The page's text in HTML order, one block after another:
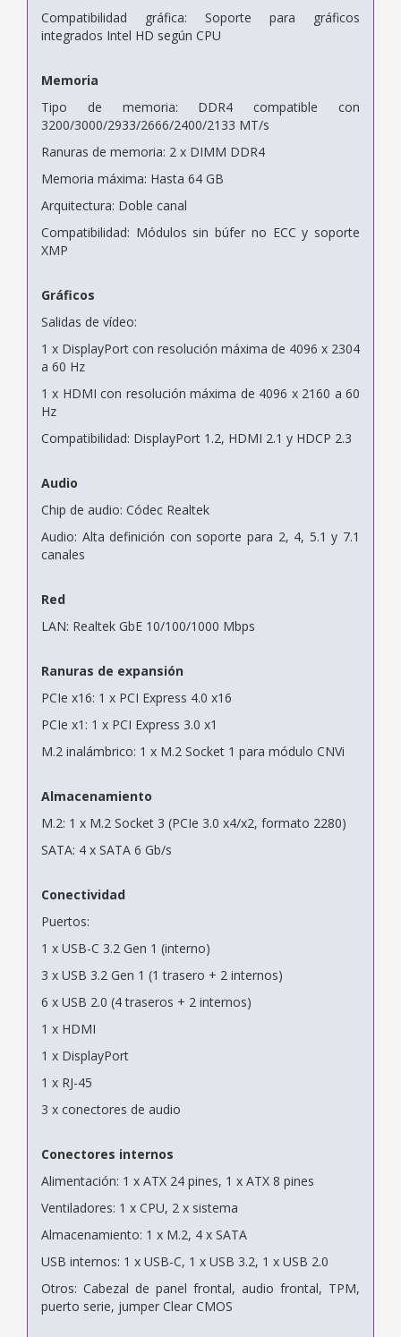
Compatibilidad gráfica: Soporte para gráficos
integrados Intel HD según CPU
Memoria
Tipo de memoria: DDR4 compatible con
3200/3000/2933/2666/2400/2133 MT/s
Ranuras de memoria: 2 x DIMM DDR4
Memoria máxima: Hasta 64 GB
Arquitectura: Doble canal
Compatibilidad: Módulos sin búfer no ECC y soporte
XMP
Gráficos
Salidas de vídeo:
1 x DisplayPort con resolución máxima de 4096 x 2304
a 60 Hz
1 x HDMI con resolución máxima de 4096 x 2160 a 60
Hz
Compatibilidad: DisplayPort 1.2, HDMI 2.1 y HDCP 2.3
Audio
Chip de audio: Códec Realtek
Audio: Alta definición con soporte para 2, 4, 5.1 y 7.1
canales
Red
LAN: Realtek GbE 10/100/1000 Mbps
Ranuras de expansión
PCIe x16: 1 x PCI Express 4.0 x16
PCIe x1: 1 x PCI Express 3.0 x1
M.2 inalámbrico: 1 x M.2 Socket 1 para módulo CNVi
Almacenamiento
M.2: 1 x M.2 Socket 3 (PCIe 3.0 x4/x2, formato 2280)
SATA: 4 x SATA 6 Gb/s
Conectividad
Puertos:
1 x USB-C 3.2 Gen 1 (interno)
3 x USB 3.2 Gen 1 (1 trasero + 2 internos)
6 x USB 2.0 (4 traseros + 2 internos)
1 x HDMI
1 x DisplayPort
1 x RJ-45
3 x conectores de audio
Conectores internos
Alimentación: 1 x ATX 24 pines, 1 x ATX 8 pines
Ventiladores: 1 x CPU, 2 x sistema
Almacenamiento: 1 x M.2, 4 x SATA
USB internos: 1 x USB-C, 1 x USB 3.2, 1 x USB 2.0
Otros: Cabezal de panel frontal, audio frontal, TPM,
puerto serie, jumper Clear CMOS